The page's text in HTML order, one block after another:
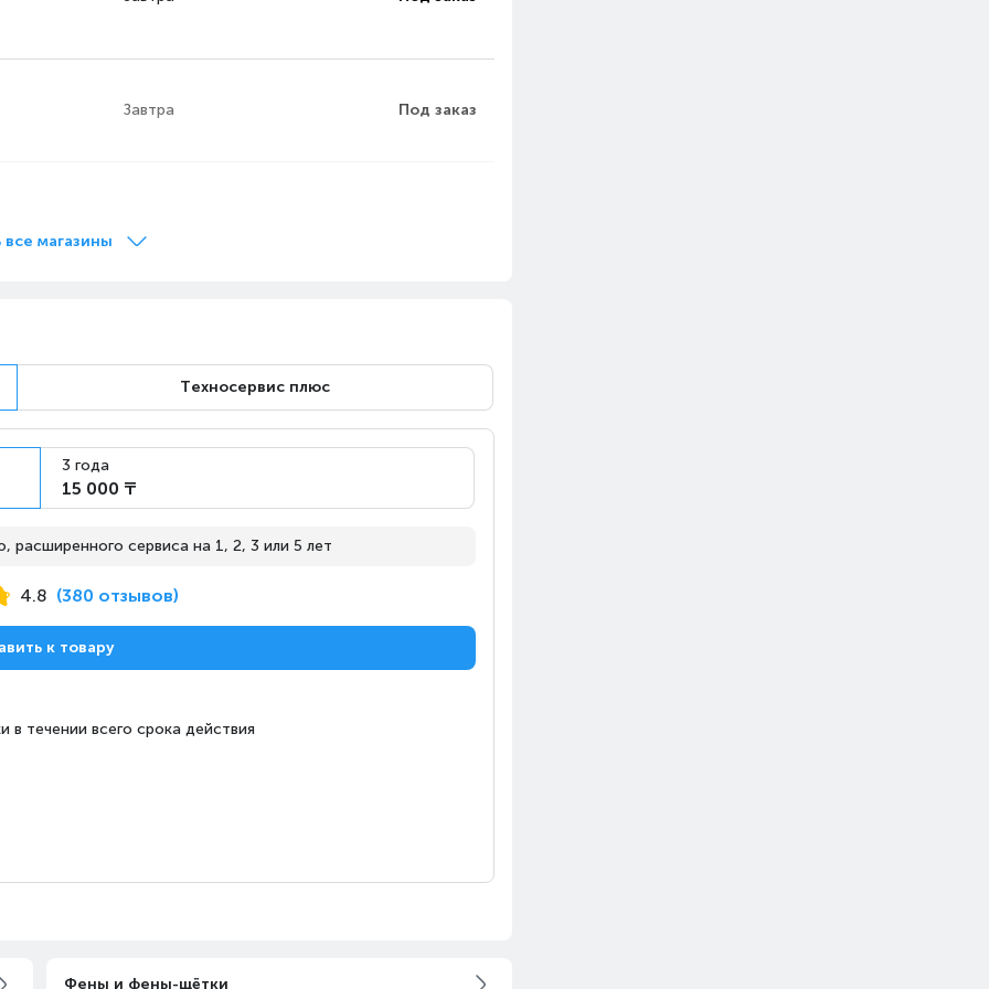
Завтра Под заказ
Завтра Под заказ
Завтра
все магазины
Техносервис плюс
3 года
15 000 ₸
расширенного сервиса на 1, 2, 3 или 5 лет
4.8 (380 отзывов)
к товару
в течении всего срока действия
Фены и фены-щётки